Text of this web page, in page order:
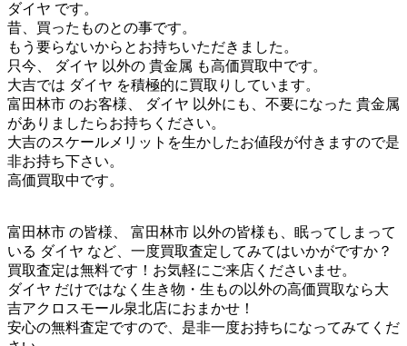
ダイヤ です。
昔、買ったものとの事です。
もう要らないからとお持ちいただきました。
只今、 ダイヤ 以外の 貴金属 も高価買取中です。
大吉では ダイヤ を積極的に買取りしています。
富田林市 のお客様、 ダイヤ 以外にも、不要になった 貴金属
がありましたらお持ちください。
大吉のスケールメリットを生かしたお値段が付きますので是
非お持ち下さい。
高価買取中です。
富田林市 の皆様、 富田林市 以外の皆様も、眠ってしまって
いる ダイヤ など、一度買取査定してみてはいかがですか？
買取査定は無料です！お気軽にご来店くださいませ。
ダイヤ だけではなく生き物・生もの以外の高価買取なら大
吉アクロスモール泉北店におまかせ！
安心の無料査定ですので、是非一度お持ちになってみてくだ